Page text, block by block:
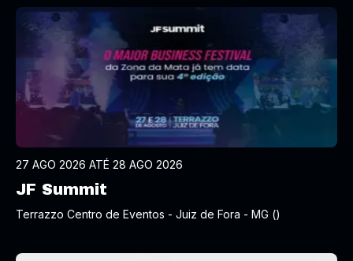
27 AGO 2026 ATÉ 28 AGO 2026
JF Summit
Terrazzo Centro de Eventos - Juiz de Fora - MG ()